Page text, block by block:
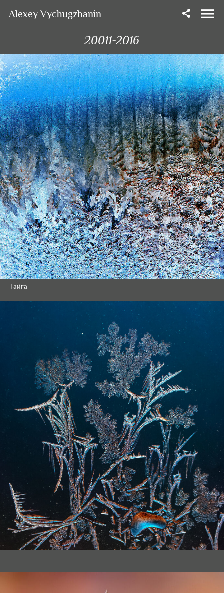
Alexey Vychugzhanin
20011-2016
Тайга